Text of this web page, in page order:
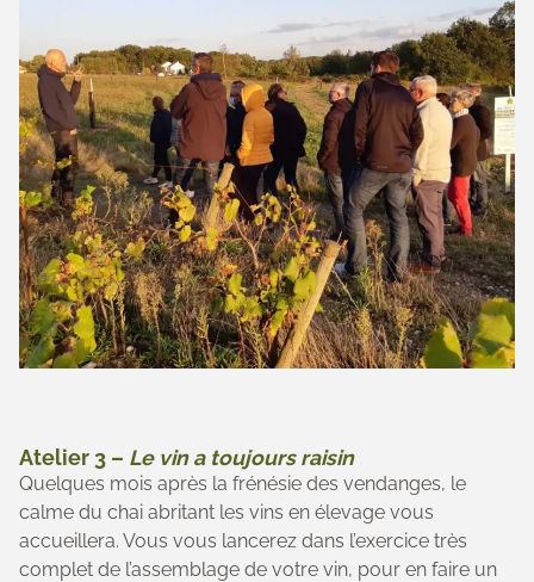
Atelier 3 – Le vin a toujours raisin
Quelques mois après la frénésie des vendanges, le
calme du chai abritant les vins en élevage vous
accueillera. Vous vous lancerez dans l’exercice très
complet de l’assemblage de votre vin, pour en faire un